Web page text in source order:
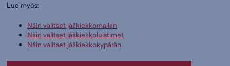
Lue myös:
Näin valitset jääkiekkomailan
Näin valitset jääkiekkoluistimet
Näin valitset jääkiekkokypärän